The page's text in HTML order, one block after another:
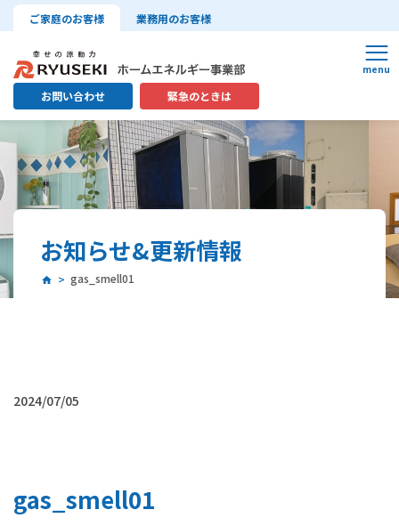
ご家庭のお客様 業務用のお客様
お問い合わせ 緊急のときは
お知らせ&更新情報
gas_smell01
2024/07/05
gas_smell01